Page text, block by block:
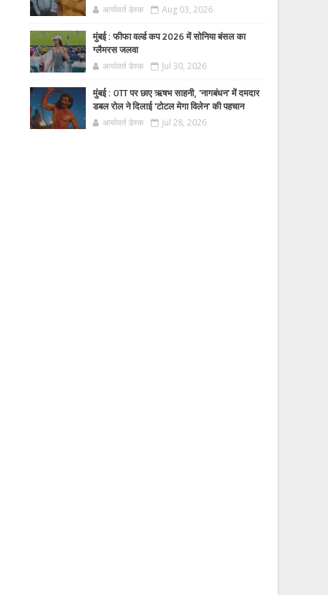
आर्यावर्त डेस्क Aug 03, 2026
मुंबई : फीफा वर्ल्ड कप 2026 में सोनिया बंसल का
ग्लैमरस जलवा
आर्यावर्त डेस्क Jul 30, 2026
मुंबई : OTT पर छाए ऋषभ साहनी, 'नागबंधन' में दमदार
डबल रोल ने दिलाई 'टोटल मेगा विलेन' की पहचान
आर्यावर्त डेस्क Jul 28, 2026